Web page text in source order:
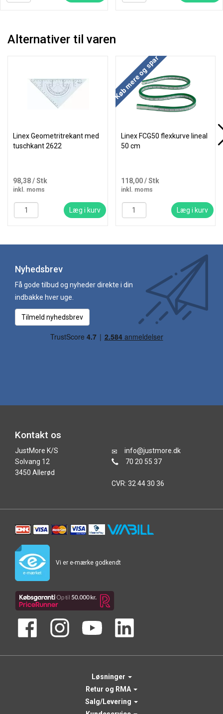
Alternativer til varen
Linex Geometritrekant med
tuschkant 2622
98,38/ Stk
inkl. moms
Læg i kurv
Køb mere og spar
Linex FCG50 flexkurve lineal
50 cm
118,00/ Stk
inkl. moms
Læg i kurv
Nyhedsbrev
Få gode tilbud og nyheder direkte i din
indbakke hver uge.
Tilmeld nyhedsbrev
Kontakt os
JustMore K/S
Solvang 12
3450 Allerød
info@justmore.dk
70 20 55 37
CVR: 32 44 30 36
Vi er e-mærke godkendt
Løsninger
Retur og RMA
Salg/Levering